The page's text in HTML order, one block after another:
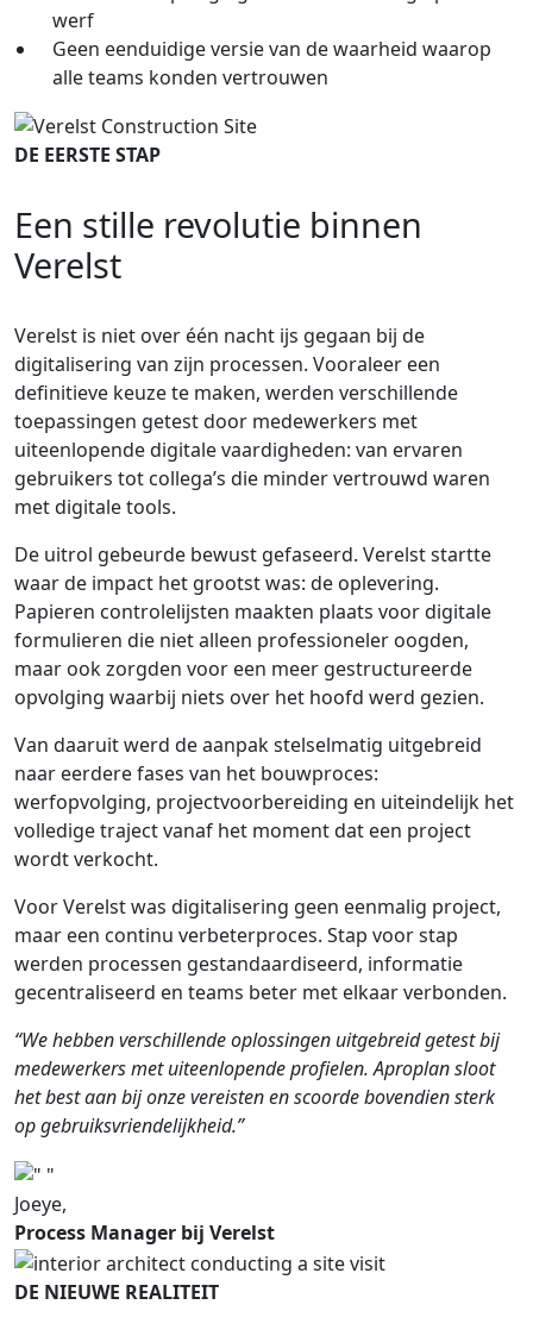
werf
Geen eenduidige versie van de waarheid waarop
alle teams konden vertrouwen
DE EERSTE STAP
Een stille revolutie binnen
Verelst
Verelst is niet over één nacht ijs gegaan bij de
digitalisering van zijn processen. Vooraleer een
definitieve keuze te maken, werden verschillende
toepassingen getest door medewerkers met
uiteenlopende digitale vaardigheden: van ervaren
gebruikers tot collega’s die minder vertrouwd waren
met digitale tools.
De uitrol gebeurde bewust gefaseerd. Verelst startte
waar de impact het grootst was: de oplevering.
Papieren controlelijsten maakten plaats voor digitale
formulieren die niet alleen professioneler oogden,
maar ook zorgden voor een meer gestructureerde
opvolging waarbij niets over het hoofd werd gezien.
Van daaruit werd de aanpak stelselmatig uitgebreid
naar eerdere fases van het bouwproces:
werfopvolging, projectvoorbereiding en uiteindelijk het
volledige traject vanaf het moment dat een project
wordt verkocht.
Voor Verelst was digitalisering geen eenmalig project,
maar een continu verbeterproces. Stap voor stap
werden processen gestandaardiseerd, informatie
gecentraliseerd en teams beter met elkaar verbonden.
“We hebben verschillende oplossingen uitgebreid getest bij
medewerkers met uiteenlopende profielen. Aproplan sloot
het best aan bij onze vereisten en scoorde bovendien sterk
op gebruiksvriendelijkheid.”
Joeye,
Process Manager bij Verelst
DE NIEUWE REALITEIT